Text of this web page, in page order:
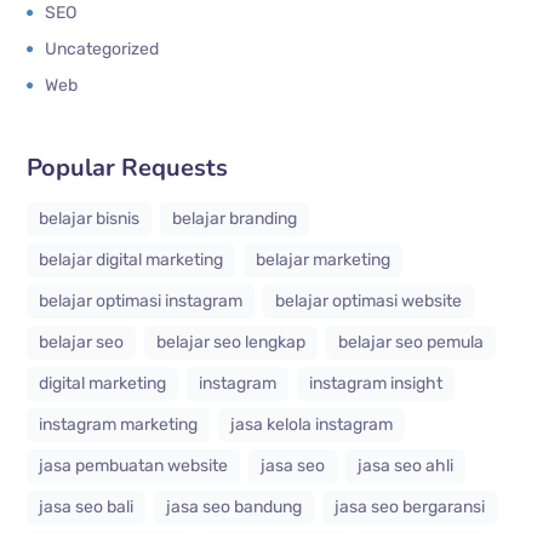
SEO
Uncategorized
Web
Popular Requests
belajar bisnis
belajar branding
belajar digital marketing
belajar marketing
belajar optimasi instagram
belajar optimasi website
belajar seo
belajar seo lengkap
belajar seo pemula
digital marketing
instagram
instagram insight
instagram marketing
jasa kelola instagram
jasa pembuatan website
jasa seo
jasa seo ahli
jasa seo bali
jasa seo bandung
jasa seo bergaransi